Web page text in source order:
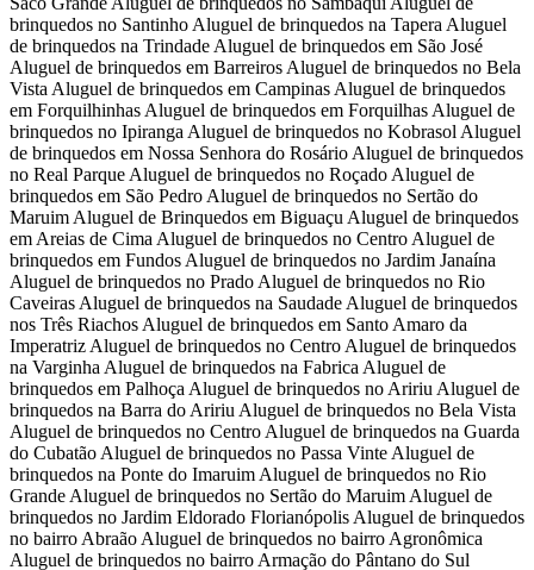
brinquedos no Santinho Aluguel de brinquedos na Tapera Aluguel
de brinquedos na Trindade Aluguel de brinquedos em São José
Aluguel de brinquedos em Barreiros Aluguel de brinquedos no Bela
Vista Aluguel de brinquedos em Campinas Aluguel de brinquedos
em Forquilhinhas Aluguel de brinquedos em Forquilhas Aluguel de
brinquedos no Ipiranga Aluguel de brinquedos no Kobrasol Aluguel
de brinquedos em Nossa Senhora do Rosário Aluguel de brinquedos
no Real Parque Aluguel de brinquedos no Roçado Aluguel de
brinquedos em São Pedro Aluguel de brinquedos no Sertão do
Maruim Aluguel de Brinquedos em Biguaçu Aluguel de brinquedos
em Areias de Cima Aluguel de brinquedos no Centro Aluguel de
brinquedos em Fundos Aluguel de brinquedos no Jardim Janaína
Aluguel de brinquedos no Prado Aluguel de brinquedos no Rio
Caveiras Aluguel de brinquedos na Saudade Aluguel de brinquedos
nos Três Riachos Aluguel de brinquedos em Santo Amaro da
Imperatriz Aluguel de brinquedos no Centro Aluguel de brinquedos
na Varginha Aluguel de brinquedos na Fabrica Aluguel de
brinquedos em Palhoça Aluguel de brinquedos no Aririu Aluguel de
brinquedos na Barra do Aririu Aluguel de brinquedos no Bela Vista
Aluguel de brinquedos no Centro Aluguel de brinquedos na Guarda
do Cubatão Aluguel de brinquedos no Passa Vinte Aluguel de
brinquedos na Ponte do Imaruim Aluguel de brinquedos no Rio
Grande Aluguel de brinquedos no Sertão do Maruim Aluguel de
brinquedos no Jardim Eldorado Florianópolis Aluguel de brinquedos
no bairro Abraão Aluguel de brinquedos no bairro Agronômica
Aluguel de brinquedos no bairro Armação do Pântano do Sul